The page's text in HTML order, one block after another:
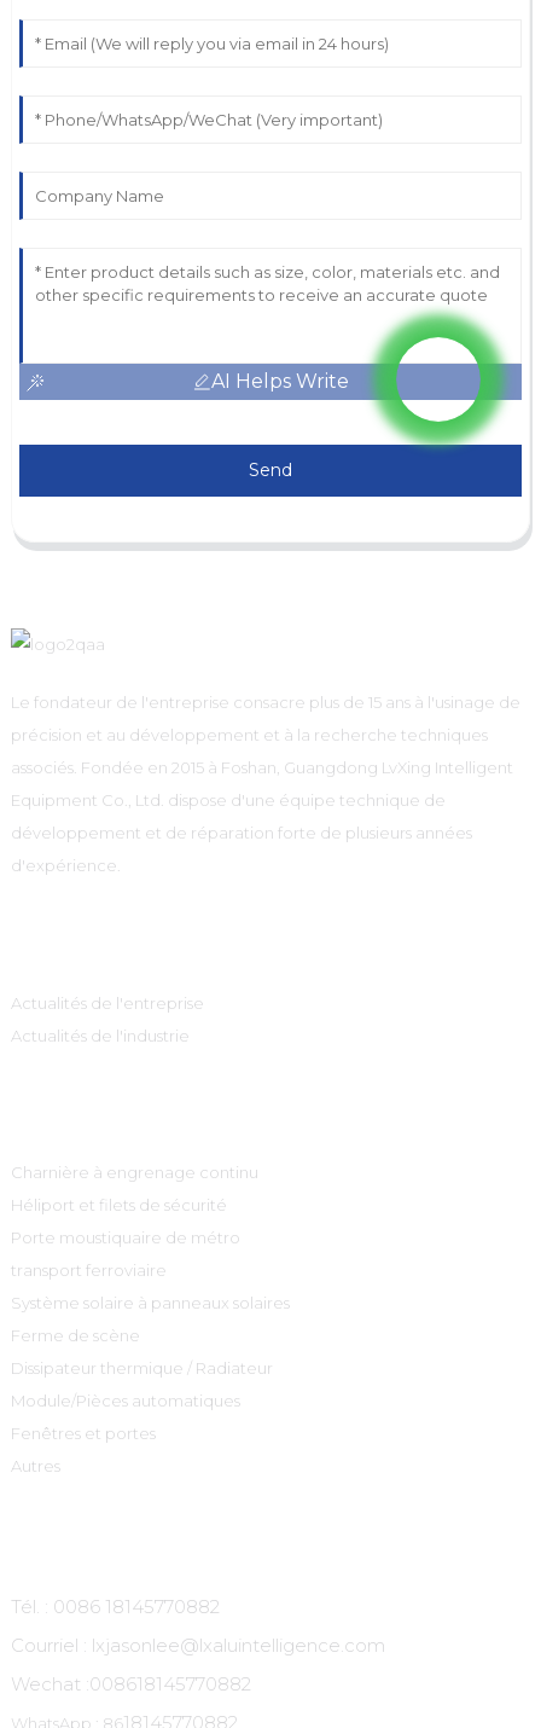
AI Helps Write
Send
Le fondateur de l'entreprise consacre plus de 15 ans à l'usinage de
précision et au développement et à la recherche techniques
associés. Fondée en 2015 à Foshan, Guangdong LvXing Intelligent
Equipment Co., Ltd. dispose d'une équipe technique de
développement et de réparation forte de plusieurs années
d'expérience.
Actualités de l'entreprise
Actualités de l'industrie
Charnière à engrenage continu
Héliport et filets de sécurité
Porte moustiquaire de métro
transport ferroviaire
Système solaire à panneaux solaires
Ferme de scène
Dissipateur thermique / Radiateur
Module/Pièces automatiques
Fenêtres et portes
Autres
Tél. : 0086 18145770882
Courriel : lxjasonlee@lxaluintelligence.com
Wechat :008618145770882
WhatsApp : 8618145770882